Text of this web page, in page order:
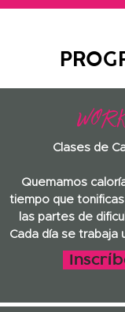
Clases de
Quemamos
tiempo que
las partes de
Cada día se trabaja